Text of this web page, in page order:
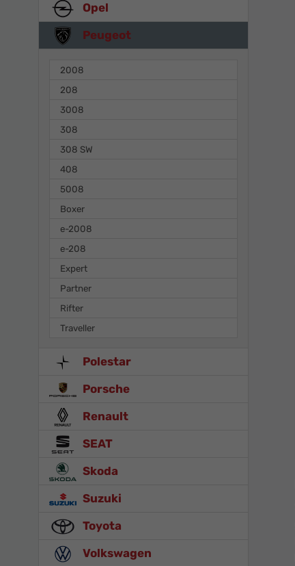
Opel
Peugeot
2008
208
3008
308
308 SW
408
5008
Boxer
e-2008
e-208
Expert
Partner
Rifter
Traveller
Polestar
Porsche
Renault
SEAT
Skoda
Suzuki
Toyota
Volkswagen